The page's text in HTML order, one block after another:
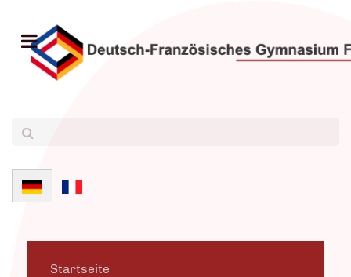
Sprache auswählen
Startseite